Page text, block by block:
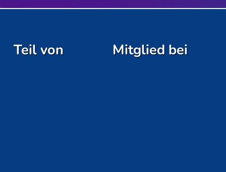
Teil von Mitglied bei